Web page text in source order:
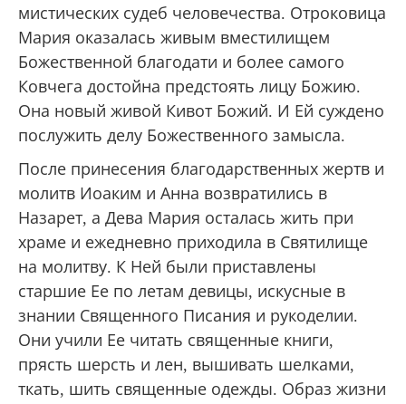
мистических судеб человечества. Отроковица
Мария оказалась живым вместилищем
Божественной благодати и более самого
Ковчега достойна предстоять лицу Божию.
Она новый живой Кивот Божий. И Ей суждено
послужить делу Божественного замысла.
После принесения благодарственных жертв и
молитв Иоаким и Анна возвратились в
Назарет, а Дева Мария осталась жить при
храме и ежедневно приходила в Святилище
на молитву. К Ней были приставлены
старшие Ее по летам девицы, искусные в
знании Священного Писания и рукоделии.
Они учили Ее читать священные книги,
прясть шерсть и лен, вышивать шелками,
ткать, шить священные одежды. Образ жизни